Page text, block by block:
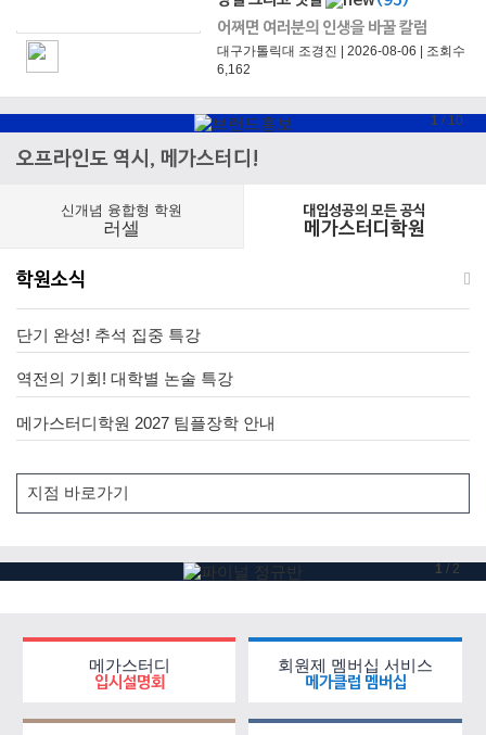
어쩌면 여러분의 인생을 바꿀 칼럼
대구가톨릭대 조경진 | 2026-08-06 | 조회수
6,162
1 / 10
오프라인도 역시, 메가스터디!
신개념 융합형 학원
러셀
대입성공의 모든 공식
메가스터디학원
학원소식
단기 완성! 추석 집중 특강
역전의 기회! 대학별 논술 특강
메가스터디학원 2027 팀플장학 안내
1 / 2
메가스터디
입시설명회
회원제 멤버십 서비스
메가클럽 멤버십